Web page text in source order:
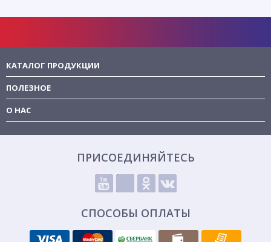
КАТАЛОГ ПРОДУКЦИИ
ПОЛЕЗНОЕ
О НАС
ПРИСОЕДИНЯЙТЕСЬ
СПОСОБЫ ОПЛАТЫ